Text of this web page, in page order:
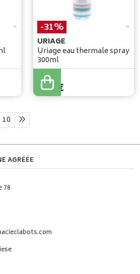
-31%
URIAGE
Uriage eau thermale spray
300ml
14,51
9,99 €
10
AGRÉÉE
78